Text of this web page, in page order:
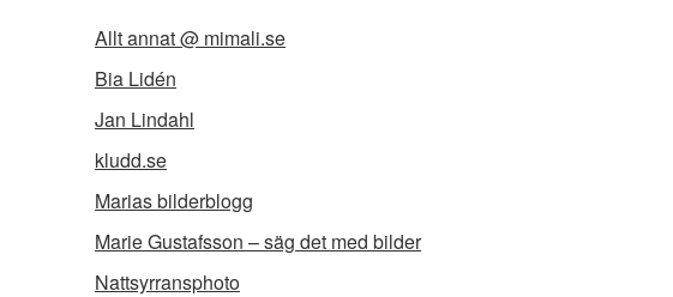
Allt annat @ mimali.se
Bia Lidén
Jan Lindahl
kludd.se
Marias bilderblogg
Marie Gustafsson – säg det med bilder
Nattsyrransphoto